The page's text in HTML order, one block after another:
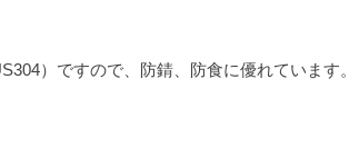
）ですので、防錆、防食に優れています。